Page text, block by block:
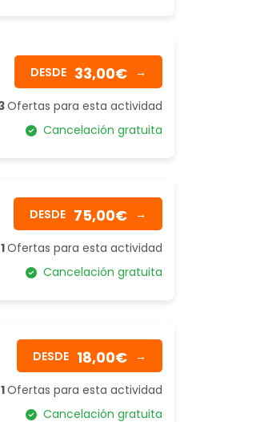
DESDE 33,00€ →
Ofertas para esta actividad
Cancelación gratuita
DESDE 75,00€ →
Ofertas para esta actividad
Cancelación gratuita
DESDE 18,00€ →
Ofertas para esta actividad
Cancelación gratuita